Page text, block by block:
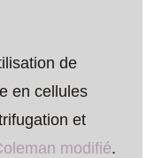
de
en cellules
et
modifié.